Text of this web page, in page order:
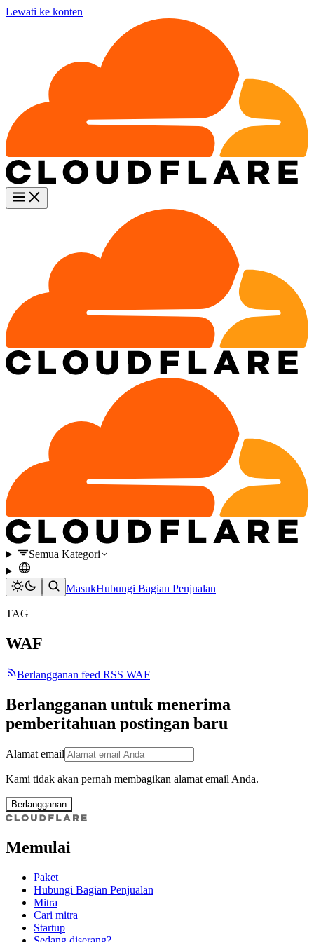
Lewati ke konten
Semua Kategori
MasukHubungi Bagian Penjualan
TAG
WAF
Berlangganan feed RSS WAF
Berlangganan untuk menerima
pemberitahuan postingan baru
Alamat email
Kami tidak akan pernah membagikan alamat email Anda.
Berlangganan
Memulai
Paket
Hubungi Bagian Penjualan
Mitra
Cari mitra
Startup